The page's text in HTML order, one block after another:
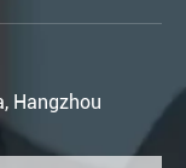
Hangzhou